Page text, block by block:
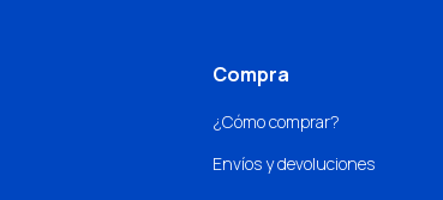
Compra
¿Cómo comprar?
Envíos y devoluciones